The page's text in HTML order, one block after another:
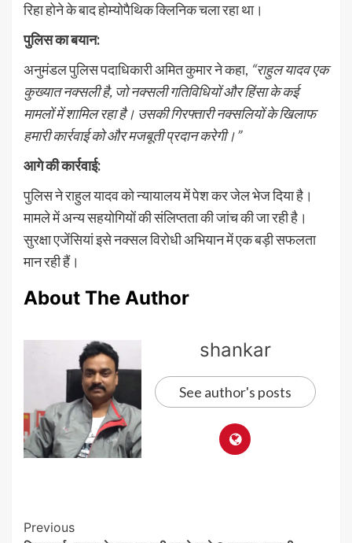
रिहा होने के बाद होम्योपैथिक क्लिनिक चला रहा था।
पुलिस का बयान:
अनुमंडल पुलिस पदाधिकारी अमित कुमार ने कहा, “राहुल यादव एक
कुख्यात नक्सली है, जो नक्सली गतिविधियों और हिंसा के कई
मामलों में शामिल रहा है। उसकी गिरफ्तारी नक्सलियों के खिलाफ
हमारी कार्रवाई को और मजबूती प्रदान करेगी।”
आगे की कार्रवाई:
पुलिस ने राहुल यादव को न्यायालय में पेश कर जेल भेज दिया है।
मामले में अन्य सहयोगियों की संलिप्तता की जांच की जा रही है।
सुरक्षा एजेंसियां इसे नक्सल विरोधी अभियान में एक बड़ी सफलता
मान रही हैं।
About The Author
shankar
See author's posts
Post
Previous